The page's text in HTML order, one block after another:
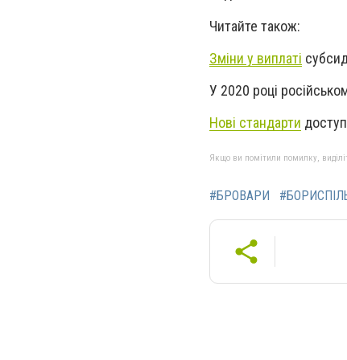
Читайте також:
Зміни у виплаті
У 2020 році
Нові стандарти
Якщо ви помітили помилку,
#БРОВАРИ